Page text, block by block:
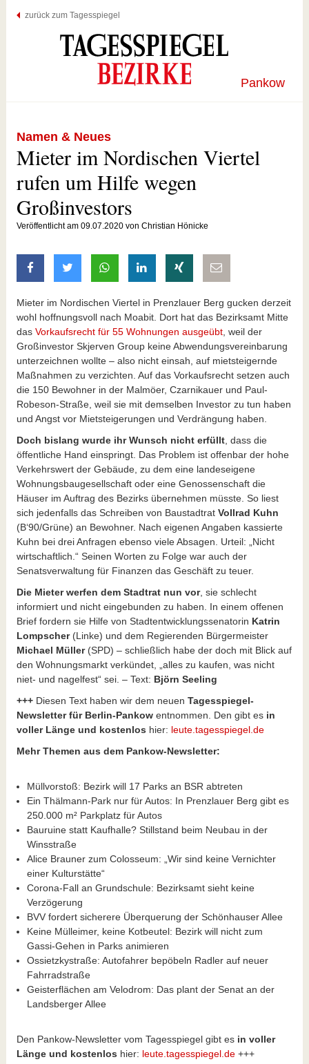
zurück zum Tagesspiegel
Pankow
Namen & Neues
Mieter im Nordischen Viertel
rufen um Hilfe wegen
Großinvestors
Veröffentlicht am 09.07.2020 von Christian Hönicke
auf Facebook teilen
auf Twitter teilenmit Whatsapp teilen
auf LinkedIn teilen
auf Xing teilen
Mieter im Nordischen Viertel in Prenzlauer Berg gucken derzeit
wohl hoffnungsvoll nach Moabit. Dort hat das Bezirksamt Mitte
das Vorkaufsrecht für 55 Wohnungen ausgeübt, weil der
Großinvestor Skjerven Group keine Abwendungsvereinbarung
unterzeichnen wollte – also nicht einsah, auf mietsteigernde
Maßnahmen zu verzichten. Auf das Vorkaufsrecht setzen auch
die 150 Bewohner in der Malmöer, Czarnikauer und Paul-
Robeson-Straße, weil sie mit demselben Investor zu tun haben
und Angst vor Mietsteigerungen und Verdrängung haben.
Doch bislang wurde ihr Wunsch nicht erfüllt, dass die
öffentliche Hand einspringt. Das Problem ist offenbar der hohe
Verkehrswert der Gebäude, zu dem eine landeseigene
Wohnungsbaugesellschaft oder eine Genossenschaft die
Häuser im Auftrag des Bezirks übernehmen müsste. So liest
sich jedenfalls das Schreiben von Baustadtrat Vollrad Kuhn
(B‘90/Grüne) an Bewohner. Nach eigenen Angaben kassierte
Kuhn bei drei Anfragen ebenso viele Absagen. Urteil: „Nicht
wirtschaftlich.“ Seinen Worten zu Folge war auch der
Senatsverwaltung für Finanzen das Geschäft zu teuer.
Die Mieter werfen dem Stadtrat nun vor, sie schlecht
informiert und nicht eingebunden zu haben. In einem offenen
Brief fordern sie Hilfe von Stadtentwicklungssenatorin Katrin
Lompscher(Linke) und dem Regierenden Bürgermeister
Michael Müller(SPD) – schließlich habe der doch mit Blick auf
den Wohnungsmarkt verkündet, „alles zu kaufen, was nicht
niet- und nagelfest“ sei. – Text: Björn Seeling
+++ Diesen Text haben wir dem neuen Tagesspiegel-
Newsletter für Berlin-Pankowentnommen. Den gibt esin
voller Länge und kostenlos hier: leute.tagesspiegel.de
Mehr Themen aus dem Pankow-Newsletter:
Müllvorstoß: Bezirk will 17 Parks an BSR abtreten
Ein Thälmann-Park nur für Autos: In Prenzlauer Berg gibt es
250.000 m² Parkplatz für Autos
Bauruine statt Kaufhalle? Stillstand beim Neubau in der
Winsstraße
Alice Brauner zum Colosseum: „Wir sind keine Vernichter
einer Kulturstätte“
Corona-Fall an Grundschule: Bezirksamt sieht keine
Verzögerung
BVV fordert sicherere Überquerung der Schönhauser Allee
Keine Mülleimer, keine Kotbeutel: Bezirk will nicht zum
Gassi-Gehen in Parks animieren
Ossietzkystraße: Autofahrer bepöbeln Radler auf neuer
Fahrradstraße
Geisterflächen am Velodrom: Das plant der Senat an der
Landsberger Allee
Den Pankow-Newsletter vom Tagesspiegel gibt esin voller
Länge und kostenlos hier: leute.tagesspiegel.de+++